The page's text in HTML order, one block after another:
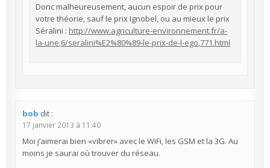
Donc malheureusement, aucun espoir de prix pour
votre théorie, sauf le prix Ignobel, ou au mieux le prix
Séralini : http://www.agriculture-environnement.fr/a-
la-une,6/seralini%E2%80%89-le-prix-de-l-ego,771.html
bob dit :
17 janvier 2013 à 11:40
Moi j’aimerai bien «vibrer» avec le WiFi, les GSM et la 3G. Au
moins je saurai où trouver du réseau.